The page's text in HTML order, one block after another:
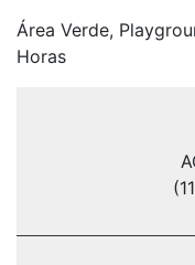
Área Verde,
Horas